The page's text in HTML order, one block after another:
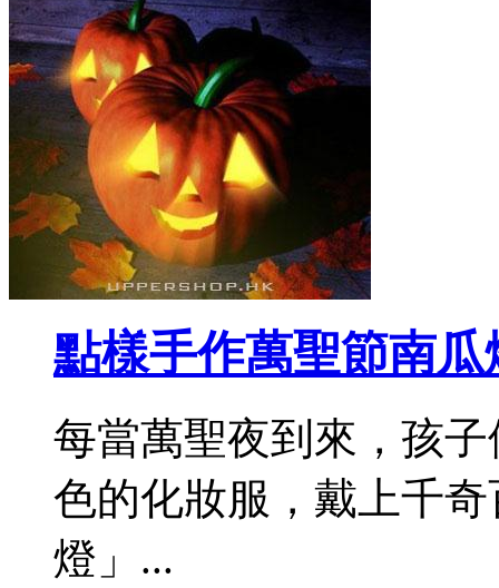
點樣手作萬聖節南瓜
每當萬聖夜到來，孩
色的化妝服，戴上千
燈」...